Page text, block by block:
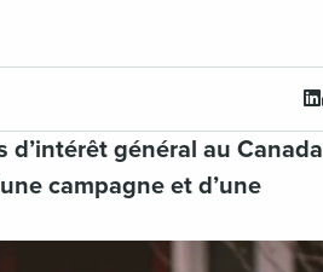
général au Canada
campagne et d’une